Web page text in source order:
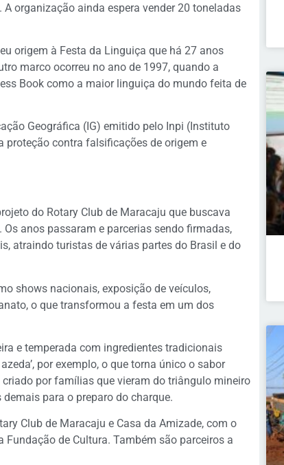
organização ainda espera vender 20 toneladas
origem à Festa da Linguiça que há 27 anos
marco ocorreu no ano de 1997, quando a
Book como a maior linguiça do mundo feita de
Geográfica (IG) emitido pelo Inpi (Instituto
proteção contra falsificações de origem e
do Rotary Club de Maracaju que buscava
anos passaram e parcerias sendo firmadas,
atraindo turistas de várias partes do Brasil e do
shows nacionais, exposição de veículos,
o que transformou a festa em um dos
e temperada com ingredientes tradicionais
por exemplo, o que torna único o sabor
por famílias que vieram do triângulo mineiro
para o preparo do charque.
Club de Maracaju e Casa da Amizade, com o
de Cultura. Também são parceiros a